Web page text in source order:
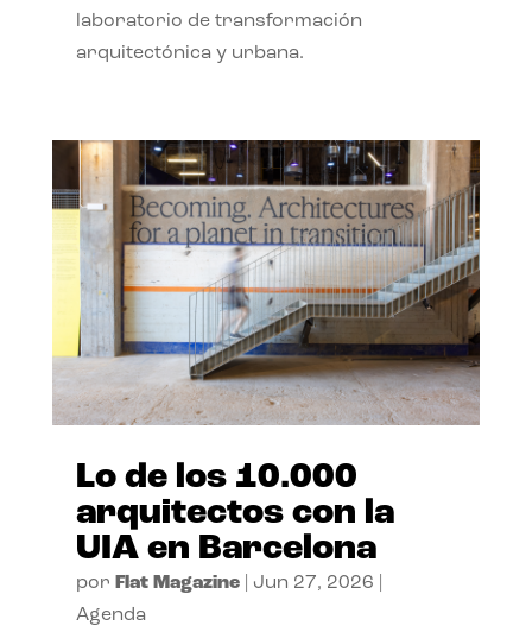
laboratorio de transformación
arquitectónica y urbana.
Lo de los 10.000
arquitectos con la
UIA en Barcelona
por Flat Magazine| Jun 27, 2026
Agenda